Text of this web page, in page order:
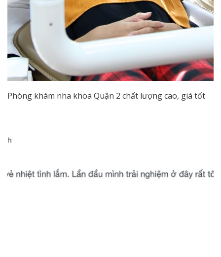
Phòng khám nha khoa Quận 2 chất lượng cao, giá tốt